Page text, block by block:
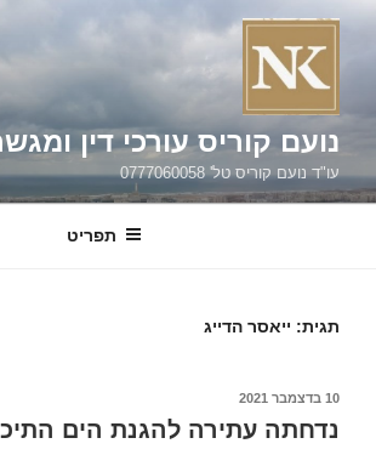
דילוג
נועם קוריס עורכי דין
עו"ד נועם קוריס טל' 0777060058
תפריט
תגית: ייאסר הדייג
פורסם
10 בדצמבר 2021
נדחתה עתירה להגנת הים